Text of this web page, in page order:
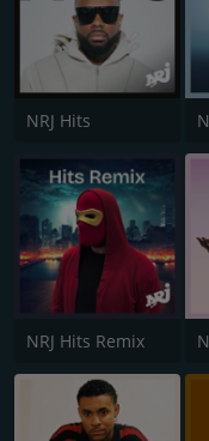
NRJ Hits
NRJ Hits Remix